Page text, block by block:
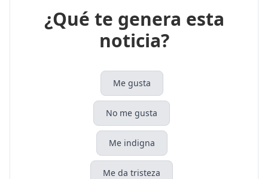
¿Qué te genera esta
noticia?
Me gusta
No me gusta
Me indigna
Me da tristeza